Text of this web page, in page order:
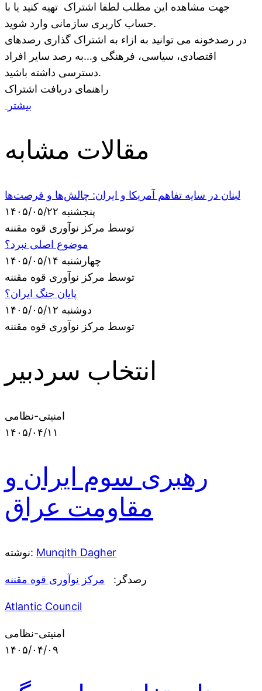
جهت مشاهده این مطلب لطفا اشتراک تهیه کنید یا با
حساب کاربری سازمانی وارد شوید.
در رصدخونه می توانید به ازاء به اشتراک گذاری رصدهای
اقتصادی، سیاسی، فرهنگی و…به رصد سایر افراد
دسترسی داشته باشید.
راهنمای دریافت اشتراک
بیشتر
مقالات مشابه
لبنان در سایه تفاهم آمریکا و ایران: چالش‌ها و فرصت‌ها
پنجشنبه ۱۴۰۵/۰۵/۲۲
توسط مرکز نوآوری قوه مقننه
موضوع اصلی نبرد؟
چهارشنبه ۱۴۰۵/۰۵/۱۴
توسط مرکز نوآوری قوه مقننه
پایان جنگ ایران؟
دوشنبه ۱۴۰۵/۰۵/۱۲
توسط مرکز نوآوری قوه مقننه
انتخاب سردبیر
امنیتی-نظامی
۱۴۰۵/۰۴/۱۱
رهبری سوم ایران و
مقاومت عراق
نوشته: Munqith Dagher
رصدگر: مرکز نوآوری قوه مقننه
Atlantic Council
امنیتی-نظامی
۱۴۰۵/۰۴/۰۹